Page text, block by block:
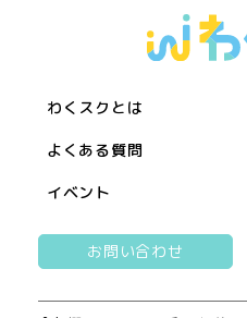
わくスクとは
よくある質問
イベント
お問い合わせ